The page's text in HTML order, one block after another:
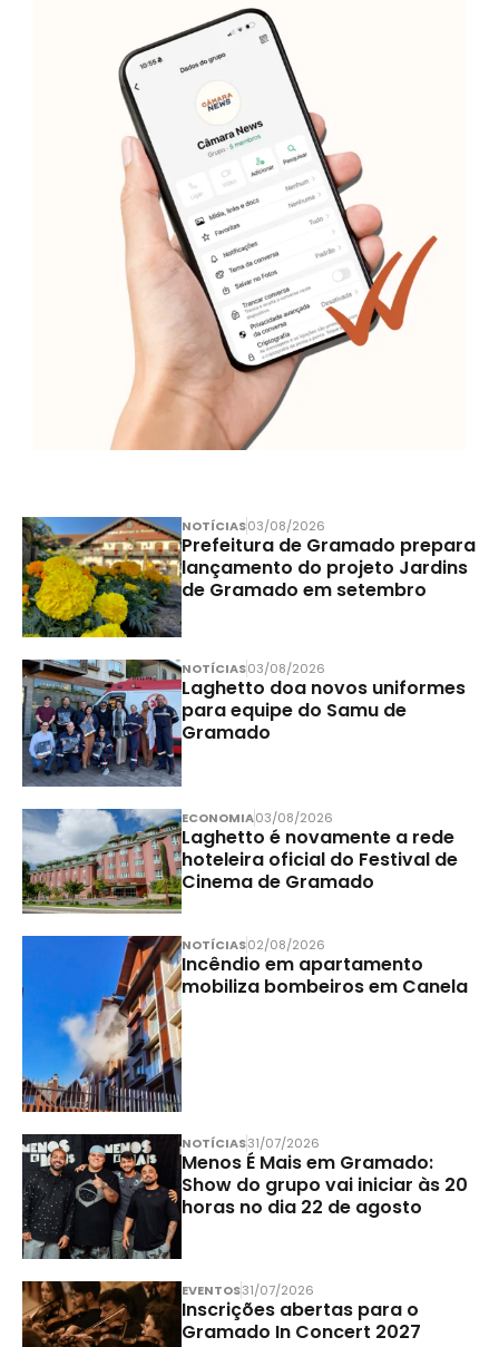
NOTÍCIAS03/08/2026
Prefeitura de Gramado prepara
lançamento do projeto Jardins
de Gramado em setembro
NOTÍCIAS03/08/2026
Laghetto doa novos uniformes
para equipe do Samu de
Gramado
ECONOMIA03/08/2026
Laghetto é novamente a rede
hoteleira oficial do Festival de
Cinema de Gramado
NOTÍCIAS02/08/2026
Incêndio em apartamento
mobiliza bombeiros em Canela
NOTÍCIAS31/07/2026
Menos É Mais em Gramado:
Show do grupo vai iniciar às 20
horas no dia 22 de agosto
EVENTOS31/07/2026
Inscrições abertas para o
Gramado In Concert 2027